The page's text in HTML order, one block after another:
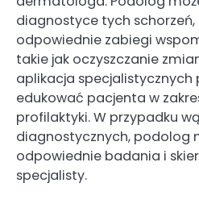
diagnostyce tych
odpowiednie zabiegi
takie jak oczyszczanie
aplikacja specjalistycznych
edukować pacjenta w
profilaktyki. W przypadku
diagnostycznych, podolog
odpowiednie badania i
specjalisty.